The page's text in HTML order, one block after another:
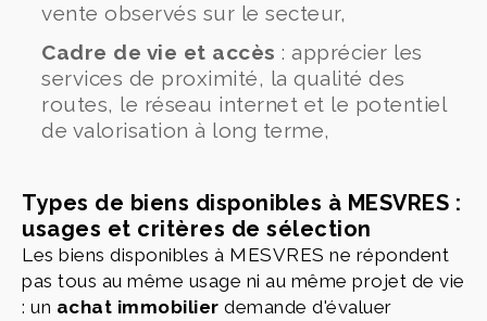
vente observés sur le secteur,
Cadre de vie et accès : apprécier les
services de proximité, la qualité des
routes, le réseau internet et le potentiel
de valorisation à long terme,
Types de biens disponibles à MESVRES :
usages et critères de sélection
Les biens disponibles à MESVRES ne répondent
pas tous au même usage ni au même projet de vie
: un achat immobilier demande d'évaluer